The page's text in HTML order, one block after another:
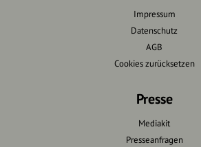
Impressum
Datenschutz
AGB
Cookies zurücksetzen
Presse
Mediakit
Presseanfragen